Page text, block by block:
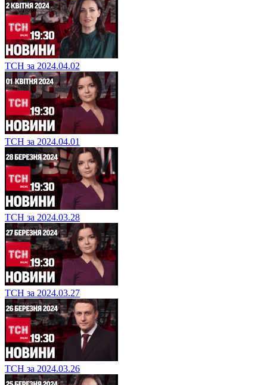
ТСН за 2024.04.02
ТСН за 2024.04.01
ТСН за 2024.03.28
ТСН за 2024.03.27
ТСН за 2024.03.26